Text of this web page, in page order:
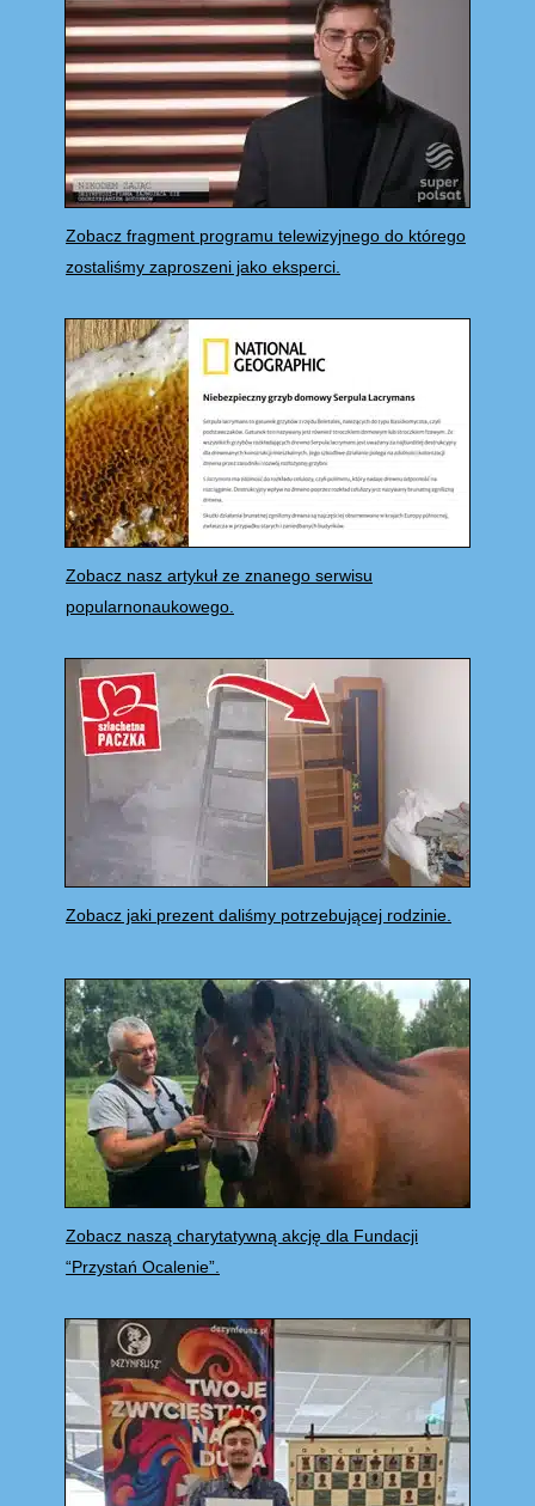
Zobacz fragment programu telewizyjnego do którego
zostaliśmy zaproszeni jako eksperci.
Zobacz nasz artykuł ze znanego serwisu
popularnonaukowego.
Zobacz jaki prezent daliśmy potrzebującej rodzinie.
Zobacz naszą charytatywną akcję dla Fundacji
“Przystań Ocalenie”.